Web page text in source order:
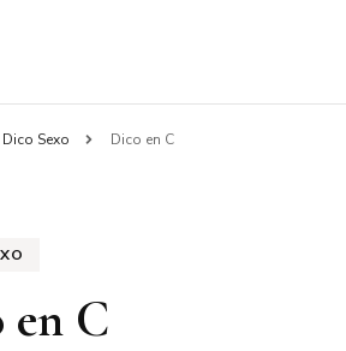
Dico Sexo Dico en C
en C